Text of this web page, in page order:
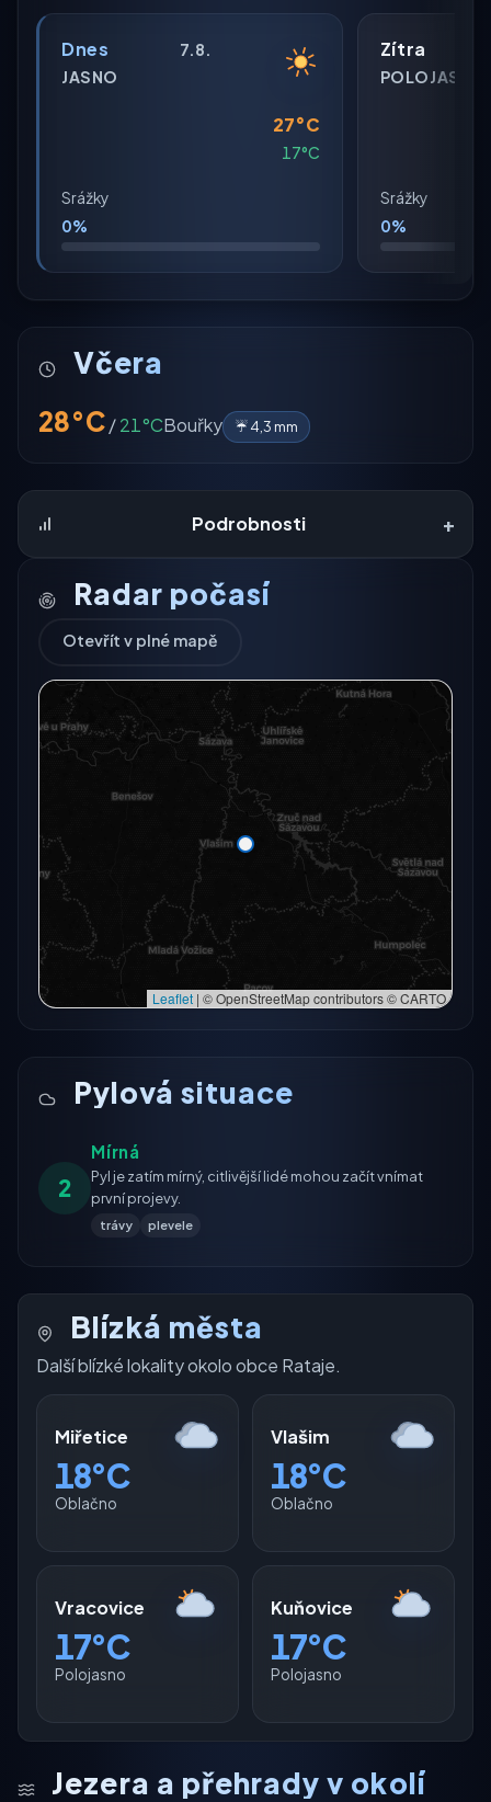
Dnes
7.8.
JASNO
27°C
17°C
Srážky
0%
Zítra
POLOJASNO
Srážky
0%
Včera
28°C/21°CBouřky ☔ 4,3 mm
Podrobnosti +
Radar počasí
Otevřít v plné mapě
Radarový snímek momentálně není dostupný.
Otevřít v plné mapě
Zkusit znovu
Otevřít v plné mapě →
Leaflet | © OpenStreetMap contributors © CARTO
Pylová situace
2
Mírná
Pyl je zatím mírný, citlivější lidé mohou začít vnímat
první projevy.
trávy plevele
Blízká města
Další blízké lokality okolo obce Rataje.
Miřetice
18°C
Oblačno
Vlašim
18°C
Oblačno
Vracovice
17°C
Polojasno
Kuňovice
17°C
Polojasno
Jezera a přehrady v okolí